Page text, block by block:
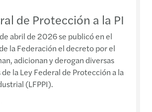
de Protección a la PI
abril de 2026 se publicó en el
la Federación el decreto por el
adicionan y derogan diversas
la Ley Federal de Protección a la
(LFPPI).